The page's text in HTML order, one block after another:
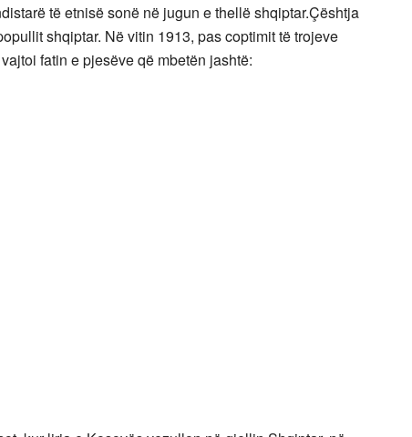
të etnisë sonë në jugun e thellë shqiptar.Çështja
shqiptar. Në vitin 1913, pas coptimit të trojeve
fatin e pjesëve që mbetën jashtë: